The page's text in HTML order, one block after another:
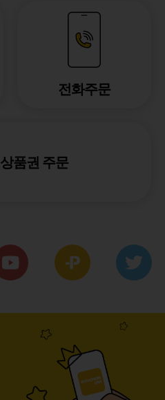
전화주문
상품권 주문